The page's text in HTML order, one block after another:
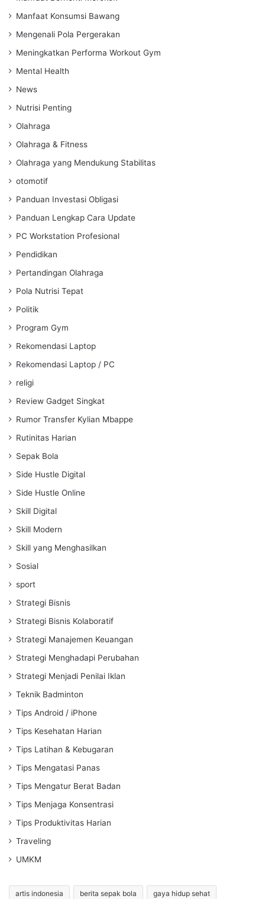
Manfaat Konsumsi Bawang
Mengenali Pola Pergerakan
Meningkatkan Performa Workout Gym
Mental Health
News
Nutrisi Penting
Olahraga
Olahraga & Fitness
Olahraga yang Mendukung Stabilitas
otomotif
Panduan Investasi Obligasi
Panduan Lengkap Cara Update
PC Workstation Profesional
Pendidikan
Pertandingan Olahraga
Pola Nutrisi Tepat
Politik
Program Gym
Rekomendasi Laptop
Rekomendasi Laptop / PC
religi
Review Gadget Singkat
Rumor Transfer Kylian Mbappe
Rutinitas Harian
Sepak Bola
Side Hustle Digital
Side Hustle Online
Skill Digital
Skill Modern
Skill yang Menghasilkan
Sosial
sport
Strategi Bisnis
Strategi Bisnis Kolaboratif
Strategi Manajemen Keuangan
Strategi Menghadapi Perubahan
Strategi Menjadi Penilai Iklan
Teknik Badminton
Tips Android / iPhone
Tips Kesehatan Harian
Tips Latihan & Kebugaran
Tips Mengatasi Panas
Tips Mengatur Berat Badan
Tips Menjaga Konsentrasi
Tips Produktivitas Harian
Traveling
UMKM
artis indonesia berita sepak bola gaya hidup sehat